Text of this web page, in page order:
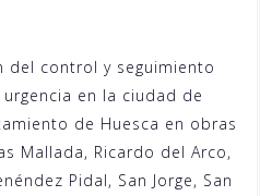
del control y seguimiento
en la ciudad de
de Huesca en obras
Mallada, Ricardo del Arco,
Pidal, San Jorge, San